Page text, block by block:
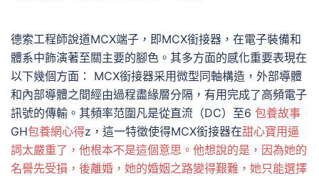
德索工程師說道MCX端子，即MCX銜接器，在電子裝備和
體系中飾演著至關主要的腳色。其多方面的感化重要表現在
以下幾個方面： MCX銜接器采用微型同軸構造，外部導體
和內部導體之間經由過程盡緣層分隔，有用完成了高頻電子
訊號的傳輸。其頻率范圍凡是從直流（DC）至6 包養故事
GH包養網心得z，這一特徵使得MCX銜接器在甜心寶用逼
詞太嚴重了，他根本不是這個意思。他想說的是，因為她的
名譽先受損，後離婚，她的婚姻之路變得艱難，她只能選擇